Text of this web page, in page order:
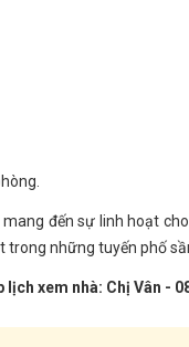
đến sự linh hoạt
những tuyến phố
xem nhà: Chị Vân -